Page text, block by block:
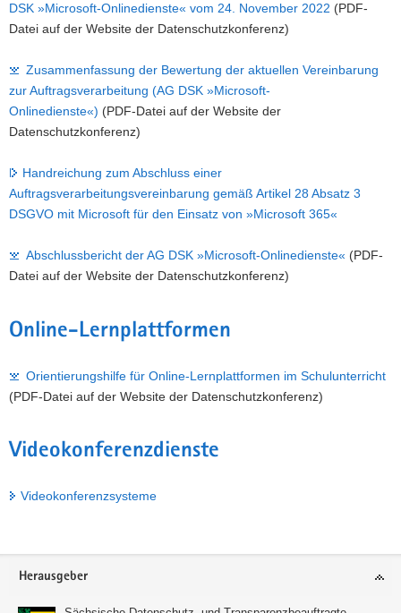
DSK »Microsoft-Onlinedienste« vom 24. November 2022 (PDF-
Datei auf der Website der Datenschutzkonferenz)
Zusammenfassung der Bewertung der aktuellen Vereinbarung
zur Auftragsverarbeitung (AG DSK »Microsoft-
Onlinedienste«) (PDF-Datei auf der Website der
Datenschutzkonferenz)
Handreichung zum Abschluss einer
Auftragsverarbeitungsvereinbarung gemäß Artikel 28 Absatz 3
DSGVO mit Microsoft für den Einsatz von »Microsoft 365«
Abschlussbericht der AG DSK »Microsoft-Onlinedienste« (PDF-
Datei auf der Website der Datenschutzkonferenz)
Online-Lernplattformen
Orientierungshilfe für Online-Lernplattformen im Schulunterricht
(PDF-Datei auf der Website der Datenschutzkonferenz)
Videokonferenzdienste
Videokonferenzsysteme
Footer-
Herausgeber